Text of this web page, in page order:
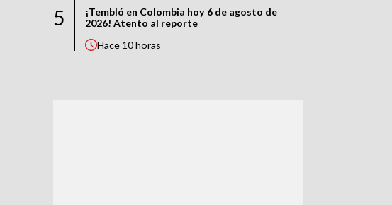
5
¡Tembló en Colombia hoy 6 de agosto de
2026! Atento al reporte
Hace 10 horas